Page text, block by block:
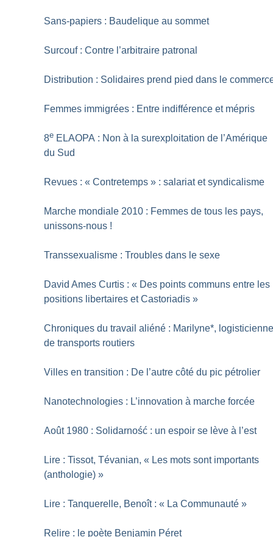
Sans-papiers : Baudelique au sommet
Surcouf : Contre l’arbitraire patronal
Distribution : Solidaires prend pied dans le
Femmes immigrées : Entre indifférence et mépris
8e ELAOPA : Non à la surexploitation de l’Amérique
du Sud
Revues : « Contretemps » : salariat et syndicalisme
Marche mondiale 2010 : Femmes de tous les pays,
unissons-nous !
Transsexualisme : Troubles dans le sexe
David Ames Curtis : « Des points communs entre les
positions libertaires et Castoriadis »
Chroniques du travail aliéné : Marilyne*,
de transports routiers
Villes en transition : De l’autre côté du pic pétrolier
Nanotechnologies : L’innovation à marche forcée
Août 1980 : Solidarność : un espoir se lève à l’est
Lire : Tissot, Tévanian, « Les mots sont importants
(anthologie) »
Lire : Tanquerelle, Benoît : « La Communauté »
Relire : le poète Benjamin Péret